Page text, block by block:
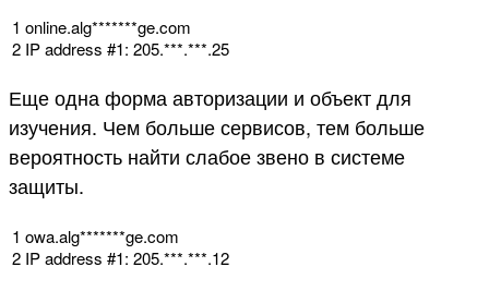
1
2
online.alg*******ge.com
IPaddress #1: 205.***.***.25
Еще одна форма авторизации и объект для
изучения. Чем больше сервисов, тем больше
вероятность найти слабое звено в системе
защиты.
1
2
owa.alg*******ge.com
IPaddress #1: 205.***.***.12